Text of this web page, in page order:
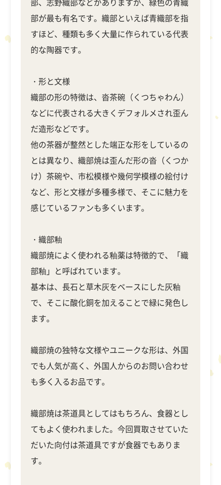
部が最も有名です。織部といえば青織部を指
すほど、種類も多く大量に作られている代表
的な陶器です。
・形と文様
織部の形の特徴は、沓茶碗（くつちゃわん）
などに代表される大きくデフォルメされ歪ん
だ造形などです。
他の茶器が整然とした端正な形をしているの
とは異なり、織部焼は歪んだ形の沓（くつか
け）茶碗や、市松模様や幾何学模様の絵付け
など、形と文様が多種多様で、そこに魅力を
感じているファンも多くいます。
・織部釉
織部焼によく使われる釉薬は特徴的で、「織
部釉」と呼ばれています。
基本は、長石と草木灰をベースにした灰釉
で、そこに酸化銅を加えることで緑に発色し
ます。
織部焼の独特な文様やユニークな形は、外国
でも人気が高く、外国人からのお問い合わせ
も多く入るお品です。
織部焼は茶道具としてはもちろん、食器とし
てもよく使われました。今回買取させていた
だいた向付は茶道具ですが食器でもありま
す。